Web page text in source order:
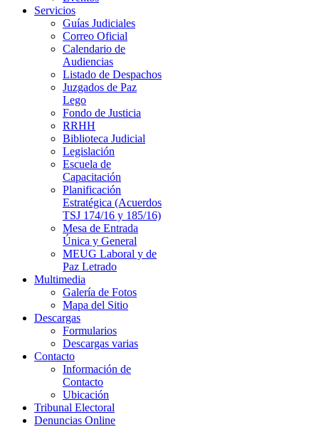
Servicios
Guías Judiciales
Correo Oficial
Calendario de
Audiencias
Listado de Despachos
Juzgados de Paz
Lego
Fondo de Justicia
RRHH
Biblioteca Judicial
Legislación
Escuela de
Capacitación
Planificación
Estratégica (Acuerdos
TSJ 174/16 y 185/16)
Mesa de Entrada
Única y General
MEUG Laboral y de
Paz Letrado
Multimedia
Galería de Fotos
Mapa del Sitio
Descargas
Formularios
Descargas varias
Contacto
Información de
Contacto
Ubicación
Tribunal Electoral
Denuncias Online